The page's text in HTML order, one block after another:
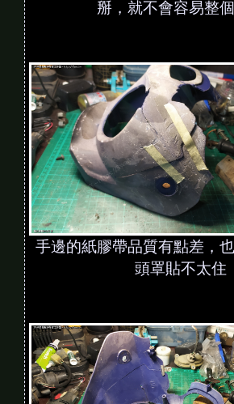
掰，就不會容易整
手邊的紙膠帶品質有點差，
頭罩貼不太住